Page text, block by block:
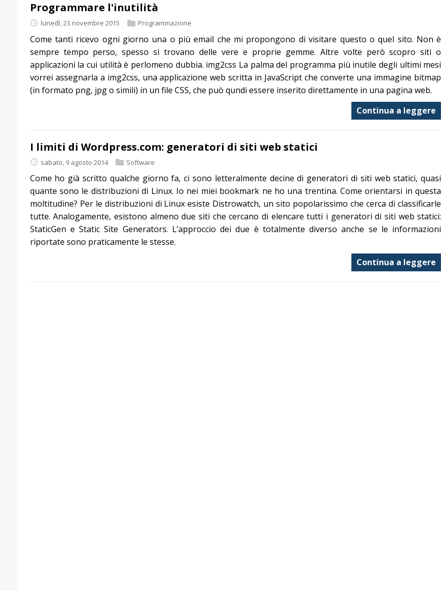
Programmare l'inutilità
lunedì, 23 novembre 2015 Programmazione
Come tanti ricevo ogni giorno una o più email che mi propongono di visitare questo o quel sito. Non è
sempre tempo perso, spesso si trovano delle vere e proprie gemme. Altre volte però scopro siti o
applicazioni la cui utilità è perlomeno dubbia. img2css La palma del programma più inutile degli ultimi mesi
vorrei assegnarla a img2css, una applicazione web scritta in JavaScript che converte una immagine bitmap
(in formato png, jpg o simili) in un file CSS, che può qundi essere inserito direttamente in una pagina web.
Continua a leggere
I limiti di Wordpress.com: generatori di siti web statici
sabato, 9 agosto 2014 Software
Come ho già scritto qualche giorno fa, ci sono letteralmente decine di generatori di siti web statici, quasi
quante sono le distribuzioni di Linux. Io nei miei bookmark ne ho una trentina. Come orientarsi in questa
moltitudine? Per le distribuzioni di Linux esiste Distrowatch, un sito popolarissimo che cerca di classificarle
tutte. Analogamente, esistono almeno due siti che cercano di elencare tutti i generatori di siti web statici:
StaticGen e Static Site Generators. L’approccio dei due è totalmente diverso anche se le informazioni
riportate sono praticamente le stesse.
Continua a leggere